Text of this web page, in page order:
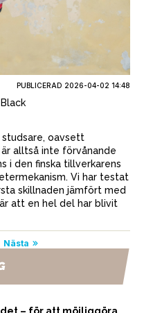
PUBLICERAD 2026-04-02 14:48
studsare, oavsett
alltså inte förvånande
i den finska tillverkarens
Vi har testat
skillnaden jämfört med
att en hel del har blivit
Nästa